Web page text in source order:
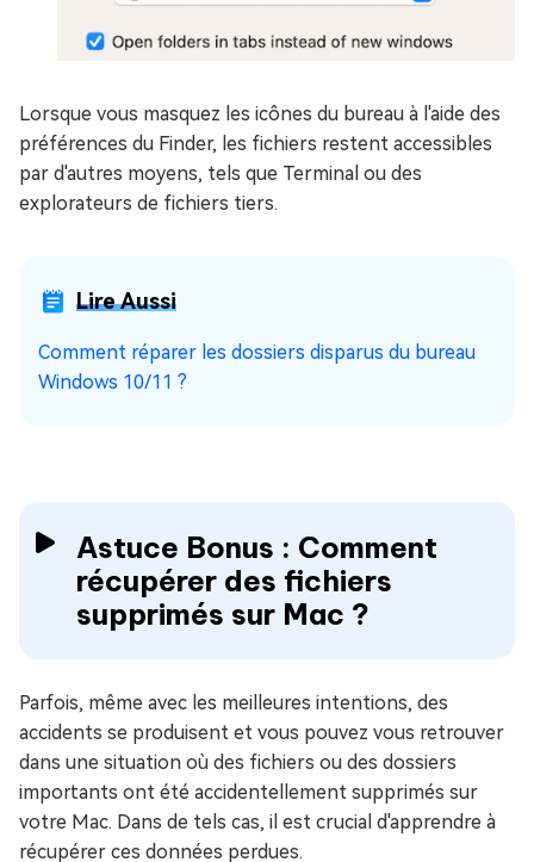
Lorsque vous masquez les icônes du bureau à l'aide des
préférences du Finder, les fichiers restent accessibles
par d'autres moyens, tels que Terminal ou des
explorateurs de fichiers tiers.
Lire Aussi
Comment réparer les dossiers disparus du bureau
Windows 10/11 ?
Astuce Bonus : Comment
récupérer des fichiers
supprimés sur Mac ?
Parfois, même avec les meilleures intentions, des
accidents se produisent et vous pouvez vous retrouver
dans une situation où des fichiers ou des dossiers
importants ont été accidentellement supprimés sur
votre Mac. Dans de tels cas, il est crucial d'apprendre à
récupérer ces données perdues.